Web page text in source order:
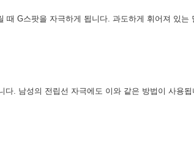
G스팟을 자극하게 됩니다. 과도하게 휘어져 있는
. 남성의 전립선 자극에도 이와 같은 방법이 사용됩